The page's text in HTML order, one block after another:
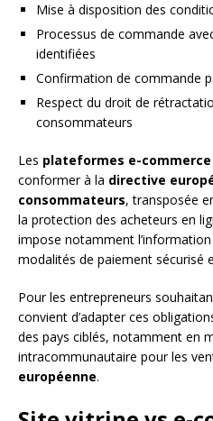
Mise à disposition des
Processus de commande
identifiées
Confirmation de commande
Respect du droit de
consommateurs
Les plateformes e-commerce
conformer à la directive
consommateurs, transposée
la protection des acheteurs en
impose notamment
modalités de paiement sécurisé
Pour les entrepreneurs
convient d’adapter ces
des pays ciblés, notamment en
intracommunautaire pour les
européenne.